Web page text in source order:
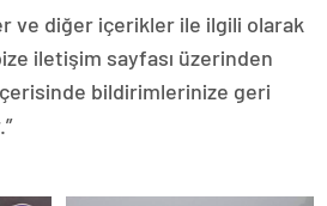
ve diğer içerikler ile ilgili olarak
iletişim sayfası üzerinden
bildirimlerinize geri